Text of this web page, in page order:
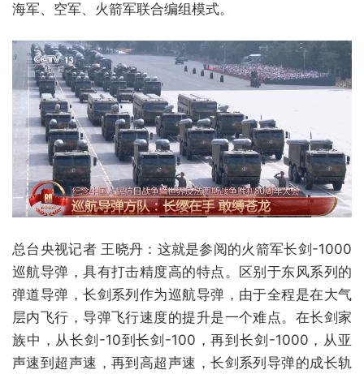
海军、空军、火箭军联合编组模式。
总台央视记者 王晓丹：这就是参阅的火箭军长剑-1000
巡航导弹，具有打击精度高的特点。区别于东风系列的
弹道导弹，长剑系列作为巡航导弹，由于全程是在大气
层内飞行，导弹飞行速度的提升是一个难点。在长剑家
族中，从长剑-10到长剑-100，再到长剑-1000，从亚
声速到超声速，再到高超声速，长剑系列导弹的成长轨